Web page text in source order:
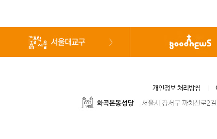
개인정보 처리방침